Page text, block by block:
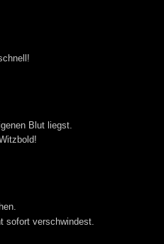
Blut liegst.
sofort verschwindest.